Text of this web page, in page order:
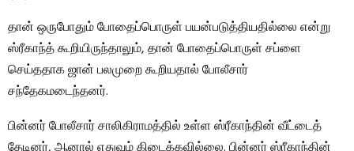
தான் ஒருபோதும் போதைப்பொருள் பயன்படுத்தியதில்லை என்று
ஸ்ரீகாந்த் கூறியிருந்தாலும், தான் போதைப்பொருள் சப்ளை
செய்ததாக ஜான் பலமுறை கூறியதால் போலீசார்
சந்தேகமடைந்தனர்.
பின்னர் போலீசார் சாலிகிராமத்தில் உள்ள ஸ்ரீகாந்தின் வீட்டைத்